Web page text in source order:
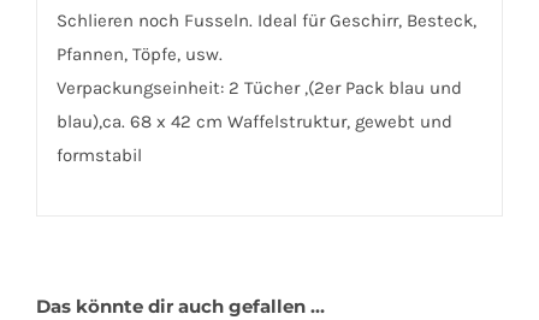
Schlieren noch Fusseln. Ideal für Geschirr, Besteck,
Pfannen, Töpfe, usw.
Verpackungseinheit: 2 Tücher ,(2er Pack blau und
blau),ca. 68 x 42 cm Waffelstruktur, gewebt und
formstabil
Das könnte dir auch gefallen …